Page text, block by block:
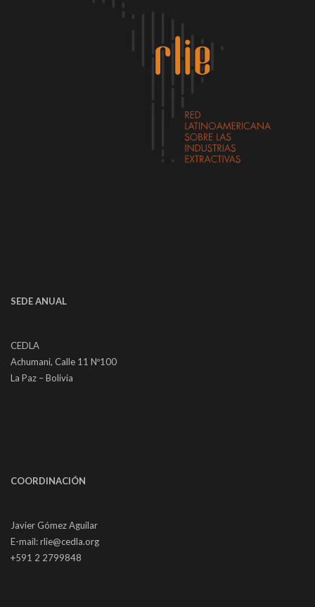
SEDE ANUAL
CEDLA
Achumani, Calle 11 Nº100
La Paz – Bolivia
COORDINACIÓN
Javier Gómez Aguilar
E-mail: rlie@cedla.org
+591 2 2799848